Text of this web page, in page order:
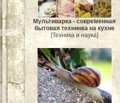
Мультиварка - современная
бытовая технинка на кухне
[Техника и наука]